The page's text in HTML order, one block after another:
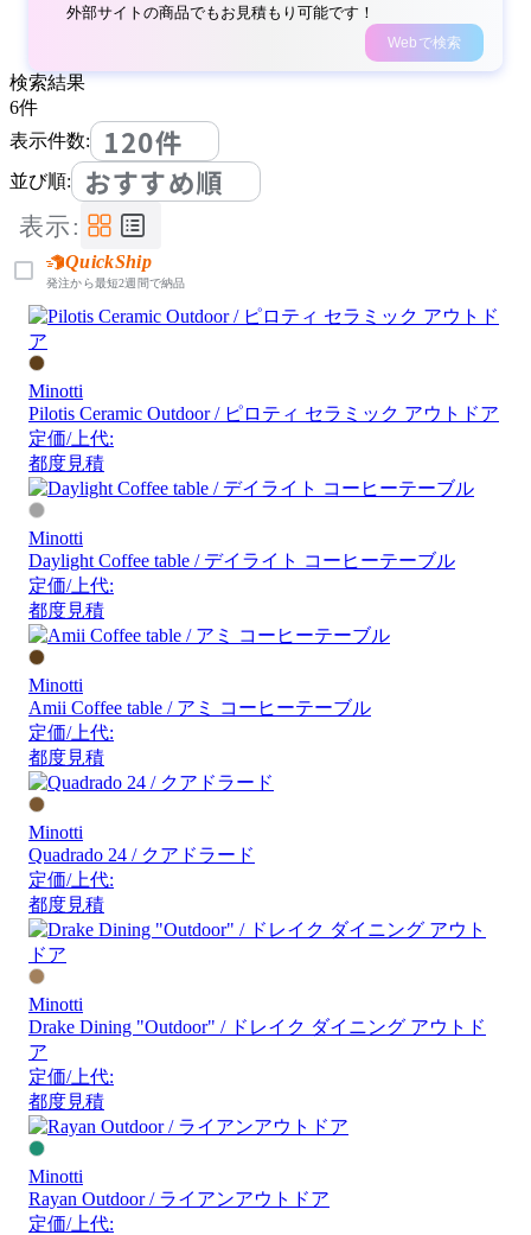
外部サイトの商品でもお見積もり可能です！
Webで検索
検索結果
6件
表示件数:
120件
並び順: おすすめ順
表示:
QuickShip
発注から最短2週間で納品
Minotti
Pilotis Ceramic Outdoor / ピロティ セラミック アウトドア
定価/上代:
都度見積
Minotti
Daylight Coffee table / デイライト コーヒーテーブル
定価/上代:
都度見積
Minotti
Amii Coffee table / アミ コーヒーテーブル
定価/上代:
都度見積
Minotti
Quadrado 24 / クアドラード
定価/上代:
都度見積
Minotti
Drake Dining "Outdoor" / ドレイク ダイニング アウトド
ア
定価/上代:
都度見積
Minotti
Rayan Outdoor / ライアンアウトドア
定価/上代: